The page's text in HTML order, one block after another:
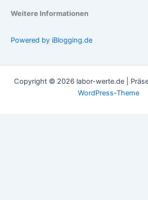
Weitere Informationen
Powered by iBlogging.de
Copyright © 2026 labor-werte.de |
WordPress-Theme